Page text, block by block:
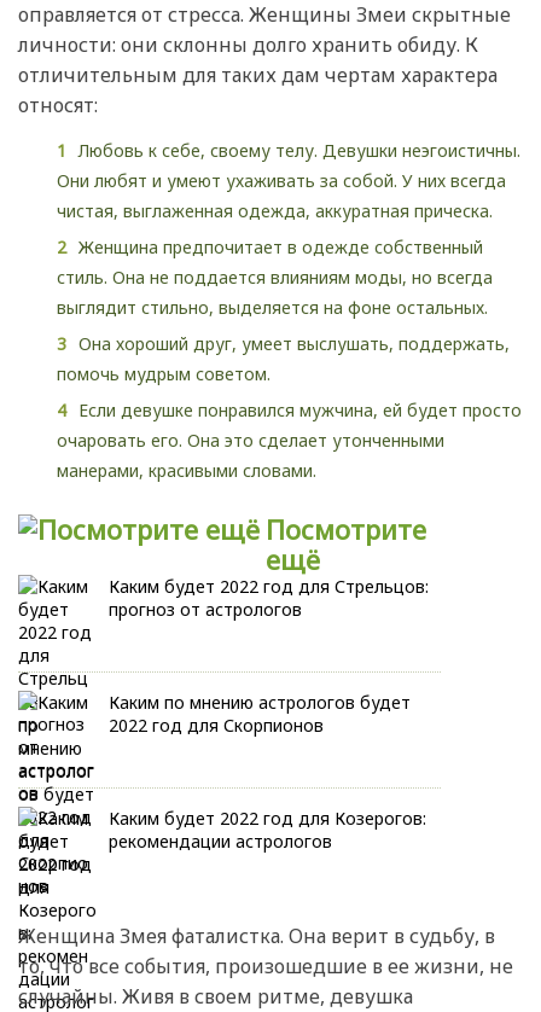
оправляется от стресса. Женщины Змеи скрытные
личности: они склонны долго хранить обиду. К
отличительным для таких дам чертам характера
относят:
Любовь к себе, своему телу. Девушки неэгоистичны.
Они любят и умеют ухаживать за собой. У них всегда
чистая, выглаженная одежда, аккуратная прическа.
Женщина предпочитает в одежде собственный
стиль. Она не поддается влияниям моды, но всегда
выглядит стильно, выделяется на фоне остальных.
Она хороший друг, умеет выслушать, поддержать,
помочь мудрым советом.
Если девушке понравился мужчина, ей будет просто
очаровать его. Она это сделает утонченными
манерами, красивыми словами.
Посмотрите
ещё
Каким будет 2022 год для Стрельцов:
прогноз от астрологов
Каким по мнению астрологов будет
2022 год для Скорпионов
Каким будет 2022 год для Козерогов:
рекомендации астрологов
Женщина Змея фаталистка. Она верит в судьбу, в
то, что все события, произошедшие в ее жизни, не
случайны. Живя в своем ритме, девушка